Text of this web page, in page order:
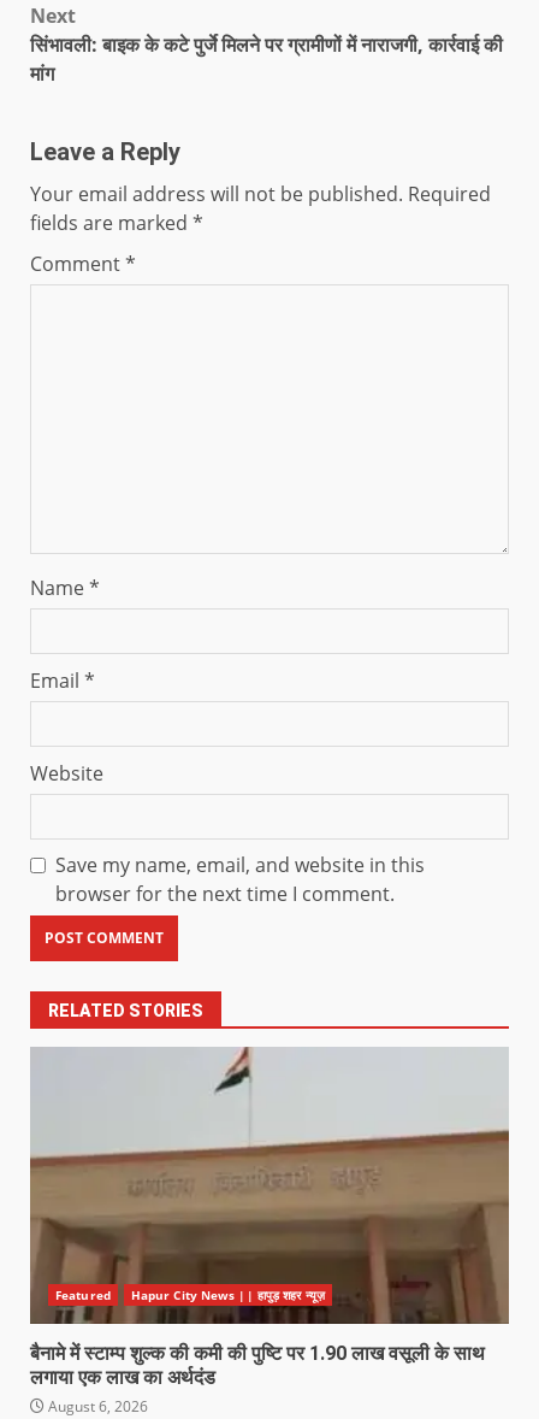
Next
सिंभावली: बाइक के कटे पुर्जे मिलने पर ग्रामीणों में नाराजगी, कार्रवाई की
मांग
Leave a Reply
Your email address will not be published. Required
fields are marked *
Comment*
Name*
Email *
Website
Save my name, email, and website in this
browser for the next time I comment.
RELATED STORIES
Featured Hapur City News || हापुड़ शहर न्यूज़
बैनामे में स्टाम्प शुल्क की कमी की पुष्टि पर 1.90 लाख वसूली के साथ
लगाया एक लाख का अर्थदंड
August 6, 2026